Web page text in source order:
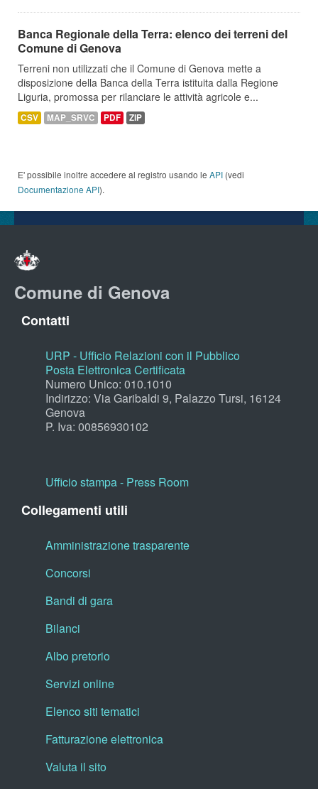
Banca Regionale della Terra: elenco dei terreni del
Comune di Genova
Terreni non utilizzati che il Comune di Genova mette a
disposizione della Banca della Terra istituita dalla Regione
Liguria, promossa per rilanciare le attività agricole e...
CSV MAP_SRVC PDF ZIP
E' possibile inoltre accedere al registro usando le API (vedi
Documentazione API).
Comune di Genova
Contatti
URP - Ufficio Relazioni con il Pubblico
Posta Elettronica Certificata
Numero Unico: 010.1010
Indirizzo: Via Garibaldi 9, Palazzo Tursi, 16124
Genova
P. Iva: 00856930102
Ufficio stampa - Press Room
Collegamenti utili
Amministrazione trasparente
Concorsi
Bandi di gara
Bilanci
Albo pretorio
Servizi online
Elenco siti tematici
Fatturazione elettronica
Valuta il sito